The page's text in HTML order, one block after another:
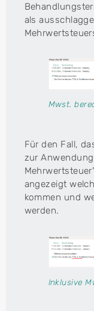
als
Mwst.
Für den Fall,
zur
angezeigt
kommen und
werden.
Inklusive